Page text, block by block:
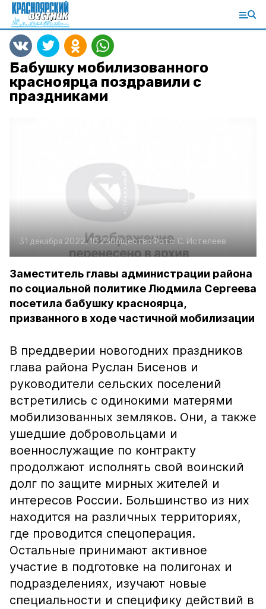
Бабушку мобилизованного
красноярца поздравили с
праздниками
31 декабря 2022, 10:23ОбществоФото: С. Истелеев
Заместитель главы администрации района
по социальной политике Людмила Сергеева
посетила бабушку красноярца,
призванного в ходе частичной мобилизации
В преддверии новогодних праздников
глава района Руслан Бисенов и
руководители сельских поселений
встретились с одинокими матерями
мобилизованных земляков. Они, а также
ушедшие добровольцами и
военнослужащие по контракту
продолжают исполнять свой воинский
долг по защите мирных жителей и
интересов России. Большинство из них
находится на различных территориях,
где проводится спецоперация.
Остальные принимают активное
участие в подготовке на полигонах и
подразделениях, изучают новые
специальности и специфику действий в